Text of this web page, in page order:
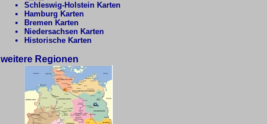
Schleswig-Holstein Karten
Hamburg Karten
Bremen Karten
Niedersachsen Karten
Historische Karten
weitere Regionen